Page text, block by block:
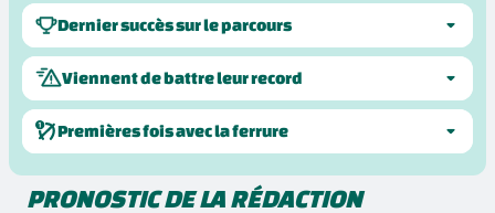
Dernier succès sur le parcours
Viennent de battre leur record
Premières fois avec la ferrure
PRONOSTIC DE LA RÉDACTION